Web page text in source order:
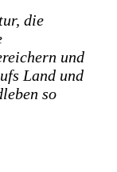
die
und
Land und
so